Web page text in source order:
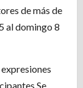
de más de
al domingo 8